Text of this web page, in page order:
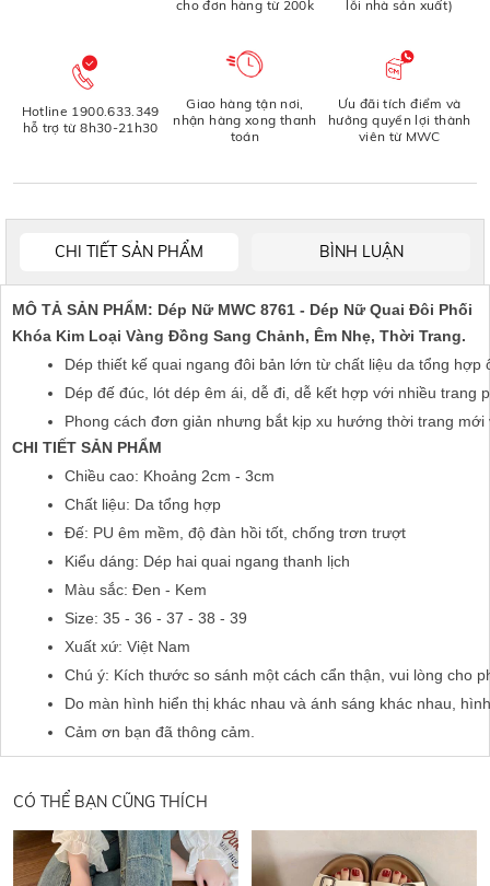
cho đơn hàng từ 200k lỗi nhà sản xuất)
Hotline 1900.633.349
hỗ trợ từ 8h30-21h30
Giao hàng tận nơi,
nhận hàng xong thanh
toán
Ưu đãi tích điểm và
hưởng quyền lợi thành
viên từ MWC
CHI TIẾT SẢN PHẨM BÌNH LUẬN
MÔ TẢ SẢN PHẨM: Dép Nữ MWC 8761 - Dép Nữ Quai Đôi Phối
Khóa Kim Loại Vàng Đồng Sang Chảnh, Êm Nhẹ, Thời Trang.
Dép thiết kế quai ngang đôi bản lớn từ chất liệu da tổng
Dép đế đúc, lót dép êm ái, dễ đi, dễ kết hợp với nhiều
Phong cách đơn giản nhưng bắt kịp xu hướng thời trang
CHI TIẾT SẢN PHẨM
Chiều cao: Khoảng 2cm - 3cm
Chất liệu: Da tổng hợp
Đế: PU êm mềm, độ đàn hồi tốt, chống trơn trượt
Kiểu dáng: Dép hai quai ngang thanh lịch
Màu sắc: Đen - Kem
Size: 35 - 36 - 37 - 38 - 39
Xuất xứ: Việt Nam
Chú ý: Kích thước so sánh một cách cẩn thận, vui lòng cho
Do màn hình hiển thị khác nhau và ánh sáng khác nhau,
Cảm ơn bạn đã thông cảm.
CÓ THỂ BẠN CŨNG THÍCH